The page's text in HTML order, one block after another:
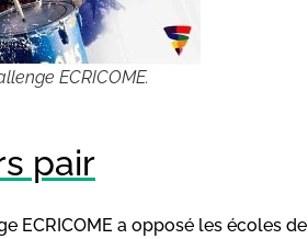
ECRICOME.
pair
ECRICOME a opposé les écoles